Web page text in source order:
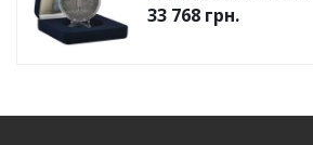
33 768 грн.